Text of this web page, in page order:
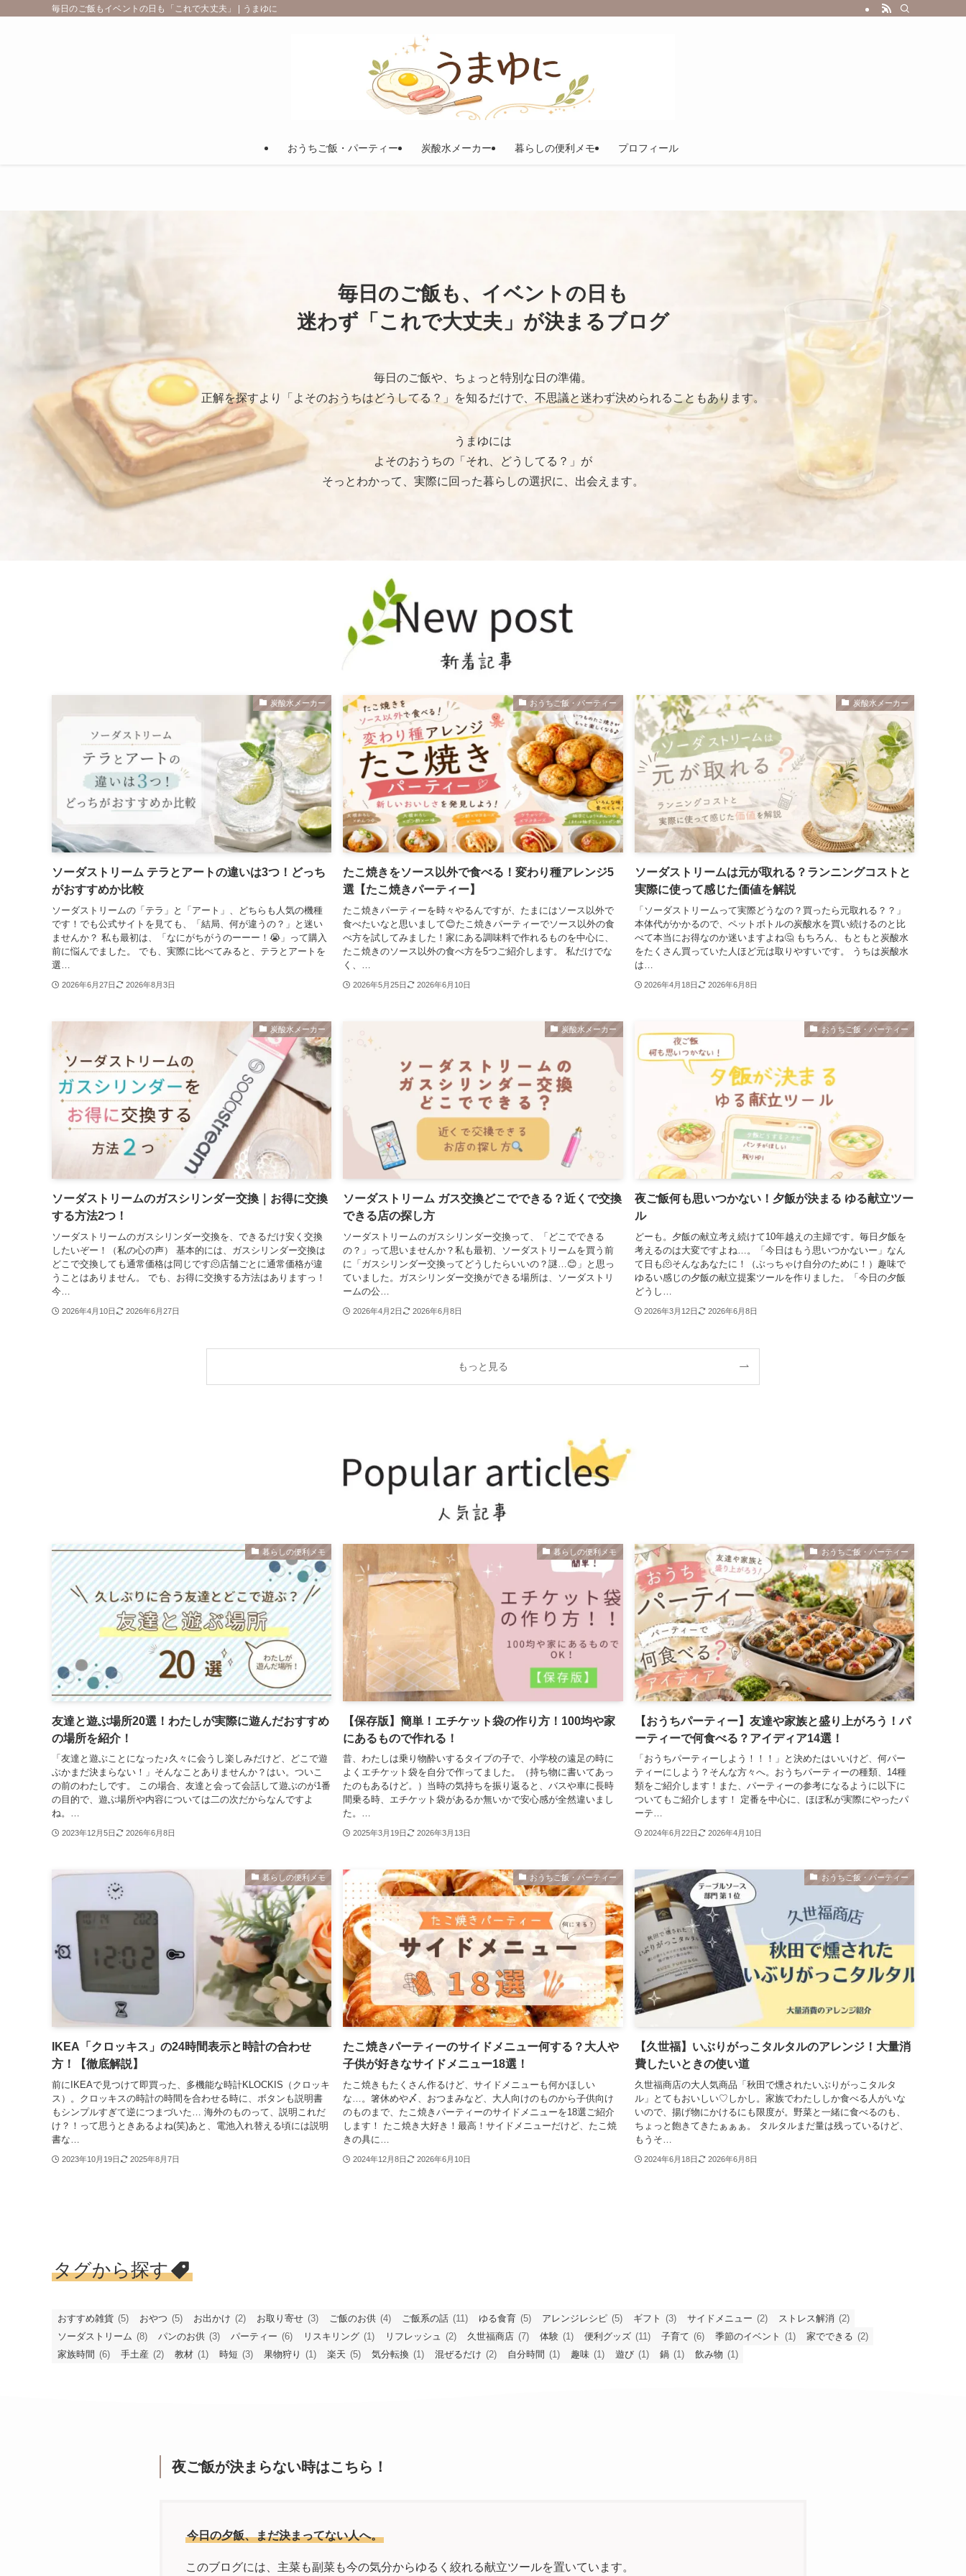
毎日のご飯もイベントの日も「これで大丈夫」 | うまゆに
おうちご飯・パーティー 炭酸水メーカー 暮らしの便利メモ プロフィール
毎日のご飯も、イベントの日も
迷わず「これで大丈夫」が決まるブログ
毎日のご飯や、ちょっと特別な日の準備。
正解を探すより「よそのおうちはどうしてる？」を知るだけで、不思議と迷わず決められることもあります。
うまゆには
よそのおうちの「それ、どうしてる？」が
そっとわかって、実際に回った暮らしの選択に、出会えます。
炭酸水メーカー
ソーダストリーム テラとアートの違いは3つ！どっち
がおすすめか比較
ソーダストリームの「テラ」と「アート」、どちらも人気の機種
です！でも公式サイトを見ても、「結局、何が違うの？」と迷い
ませんか？ 私も最初は、「なにがちがうのーーー！😭」って購入
前に悩んでました。 でも、実際に比べてみると、テラとアートを
選…
2026年6月27日 2026年8月3日
おうちご飯・パーティー
たこ焼きをソース以外で食べる！変わり種アレンジ5
選【たこ焼きパーティー】
たこ焼きパーティーを時々やるんですが、たまにはソース以外で
食べたいなと思いまして😊たこ焼きパーティーでソース以外の食
べ方を試してみました！家にある調味料で作れるものを中心に、
たこ焼きのソース以外の食べ方を5つご紹介します。 私だけでな
く、…
2026年5月25日 2026年6月10日
炭酸水メーカー
ソーダストリームは元が取れる？ランニングコストと
実際に使って感じた価値を解説
「ソーダストリームって実際どうなの？買ったら元取れる？？」
本体代がかかるので、ペットボトルの炭酸水を買い続けるのと比
べて本当にお得なのか迷いますよね🤔 もちろん、もともと炭酸水
をたくさん買っていた人ほど元は取りやすいです。 うちは炭酸水
は…
2026年4月18日 2026年6月8日
炭酸水メーカー
ソーダストリームのガスシリンダー交換｜お得に交換
する方法2つ！
ソーダストリームのガスシリンダー交換を、できるだけ安く交換
したいぞー！（私の心の声） 基本的には、ガスシリンダー交換は
どこで交換しても通常価格は同じです🫠店舗ごとに通常価格が違
うことはありません。 でも、お得に交換する方法はありますっ！
今…
2026年4月10日 2026年6月27日
炭酸水メーカー
ソーダストリーム ガス交換どこでできる？近くで交換
できる店の探し方
ソーダストリームのガスシリンダー交換って、「どこでできる
の？」って思いませんか？私も最初、ソーダストリームを買う前
に「ガスシリンダー交換ってどうしたらいいの？謎…😊」と思っ
ていました。ガスシリンダー交換ができる場所は、ソーダストリ
ームの公…
2026年4月2日 2026年6月8日
おうちご飯・パーティー
夜ご飯何も思いつかない！夕飯が決まる ゆる献立ツー
ル
どーも。夕飯の献立考え続けて10年越えの主婦です。毎日夕飯を
考えるのは大変ですよね…。「今日はもう思いつかないー」なん
て日も🫠そんなあなたに！（ぶっちゃけ自分のために！）趣味で
ゆるい感じの夕飯の献立提案ツールを作りました。「今日の夕飯
どうし…
2026年3月12日 2026年6月8日
もっと見る
暮らしの便利メモ
友達と遊ぶ場所20選！わたしが実際に遊んだおすすめ
の場所を紹介！
「友達と遊ぶことになった♪久々に会うし楽しみだけど、どこで遊
ぶかまだ決まらない！」そんなことありませんか？はい。ついこ
の前のわたしです。 この場合、友達と会って会話して遊ぶのが1番
の目的で、遊ぶ場所や内容については二の次だからなんですよ
ね。…
2023年12月5日 2026年6月8日
暮らしの便利メモ
【保存版】簡単！エチケット袋の作り方！100均や家
にあるもので作れる！
昔、わたしは乗り物酔いするタイプの子で、小学校の遠足の時に
よくエチケット袋を自分で作ってました。（持ち物に書いてあっ
たのもあるけど。）当時の気持ちを振り返ると、バスや車に長時
間乗る時、エチケット袋があるか無いかで安心感が全然違いまし
た。…
2025年3月19日 2026年3月13日
おうちご飯・パーティー
【おうちパーティー】友達や家族と盛り上がろう！パ
ーティーで何食べる？アイディア14選！
「おうちパーティーしよう！！！」と決めたはいいけど、何パー
ティーにしよう？そんな方々へ。おうちパーティーの種類、14種
類をご紹介します！また、パーティーの参考になるように以下に
ついてもご紹介します！ 定番を中心に、ほぼ私が実際にやったパ
ーテ…
2024年6月22日 2026年4月10日
暮らしの便利メモ
IKEA「クロッキス」の24時間表示と時計の合わせ
方！【徹底解説】
前にIKEAで見つけて即買った、多機能な時計KLOCKIS（クロッキ
ス）。クロッキスの時計の時間を合わせる時に、ボタンも説明書
もシンプルすぎて逆につまづいた… 海外のものって、説明これだ
け？！って思うときあるよね(笑)あと、電池入れ替える頃には説明
書な…
2023年10月19日 2025年8月7日
おうちご飯・パーティー
たこ焼きパーティーのサイドメニュー何する？大人や
子供が好きなサイドメニュー18選！
たこ焼きもたくさん作るけど、サイドメニューも何かほしい
な…。箸休めや〆、おつまみなど、大人向けのものから子供向け
のものまで、たこ焼きパーティーのサイドメニューを18選ご紹介
します！ たこ焼き大好き！最高！サイドメニューだけど、たこ焼
きの具に…
2024年12月8日 2026年6月10日
おうちご飯・パーティー
【久世福】いぶりがっこタルタルのアレンジ！大量消
費したいときの使い道
久世福商店の大人気商品「秋田で燻されたいぶりがっこタルタ
ル」とてもおいしい♡しかし。家族でわたししか食べる人がいな
いので、揚げ物にかけるにも限度が。野菜と一緒に食べるのも、
ちょっと飽きてきたぁぁぁ。 タルタルまだ量は残っているけど、
もうそ…
2024年6月18日 2026年6月8日
タグから探す
おすすめ雑貨 (5) おやつ (5) お出かけ (2) お取り寄せ (3) ご飯のお供 (4) ご飯系の話 (11) ゆる食育 (5) アレンジレシピ (5) ギフト (3) サイドメニュー (2) ストレス解消 (2)
ソーダストリーム (8) パンのお供 (3) パーティー (6) リスキリング (1) リフレッシュ (2) 久世福商店 (7) 体験 (1) 便利グッズ (11) 子育て (6) 季節のイベント (1) 家でできる (2)
家族時間 (6) 手土産 (2) 教材 (1) 時短 (3) 果物狩り (1) 楽天 (5) 気分転換 (1) 混ぜるだけ (2) 自分時間 (1) 趣味 (1) 遊び (1) 鍋 (1) 飲み物 (1)
夜ご飯が決まらない時はこちら！
今日の夕飯、まだ決まってない人へ。
このブログには、主菜も副菜も今の気分からゆるく絞れる献立ツールを置いています。